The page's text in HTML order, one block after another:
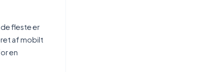
de fleste er
af mobilt
en